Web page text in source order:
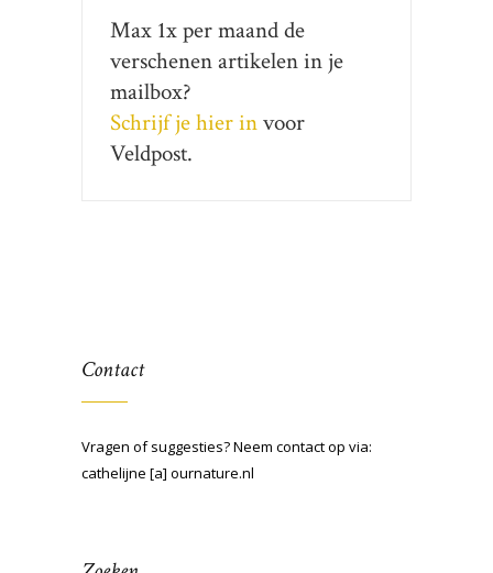
Max 1x per maand de
verschenen artikelen in je
mailbox?
Schrijf je hier invoor
Veldpost.
Contact
Vragen of suggesties? Neem contact op via:
cathelijne [a] ournature.nl